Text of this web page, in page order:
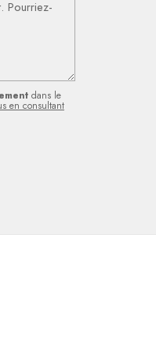
dans le
en consultant